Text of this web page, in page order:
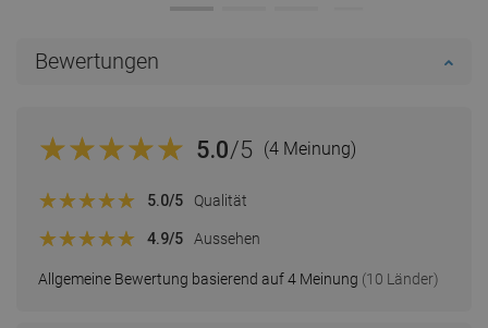
Bewertungen
5.0/5 (4 Meinung)
Allgemeine Bewertung basierend auf 4 Meinung (10 Länder)
5.0/5 Qualität
4.9/5 Aussehen